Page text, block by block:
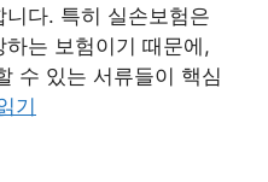
다. 특히 실손보험은
는 보험이기 때문에,
수 있는 서류들이 핵심
기